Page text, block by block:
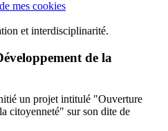
mes cookies
et interdisciplinarité.
de la
un projet intitulé "Ouverture
citoyenneté" sur son dite de